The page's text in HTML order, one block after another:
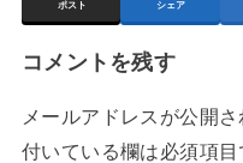
ポスト シェア
コメントを残す
メールアドレスが公開
付いている欄は必須項目